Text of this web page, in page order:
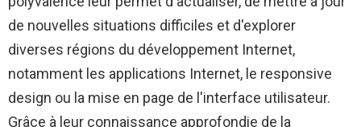
de nouvelles situations difficiles et d'explorer
diverses régions du développement Internet,
notamment les applications Internet, le responsive
design ou la mise en page de l'interface utilisateur.
Grâce à leur connaissance approfondie de la